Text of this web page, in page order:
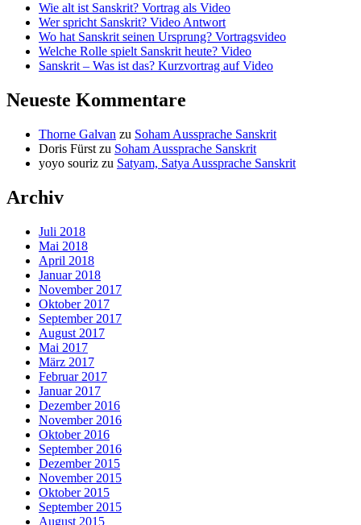
Wie alt ist Sanskrit? Vortrag als Video
Wer spricht Sanskrit? Video Antwort
Wo hat Sanskrit seinen Ursprung? Vortragsvideo
Welche Rolle spielt Sanskrit heute? Video
Sanskrit – Was ist das? Kurzvortrag auf Video
Neueste Kommentare
Thorne Galvan zu Soham Aussprache Sanskrit
Doris Fürst zu Soham Aussprache Sanskrit
yoyo souriz zu Satyam, Satya Aussprache Sanskrit
Archiv
Juli 2018
Mai 2018
April 2018
Januar 2018
November 2017
Oktober 2017
September 2017
August 2017
Mai 2017
März 2017
Februar 2017
Januar 2017
Dezember 2016
November 2016
Oktober 2016
September 2016
Dezember 2015
November 2015
Oktober 2015
September 2015
August 2015